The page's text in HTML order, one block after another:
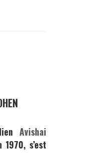
Avishai
1970, s’est